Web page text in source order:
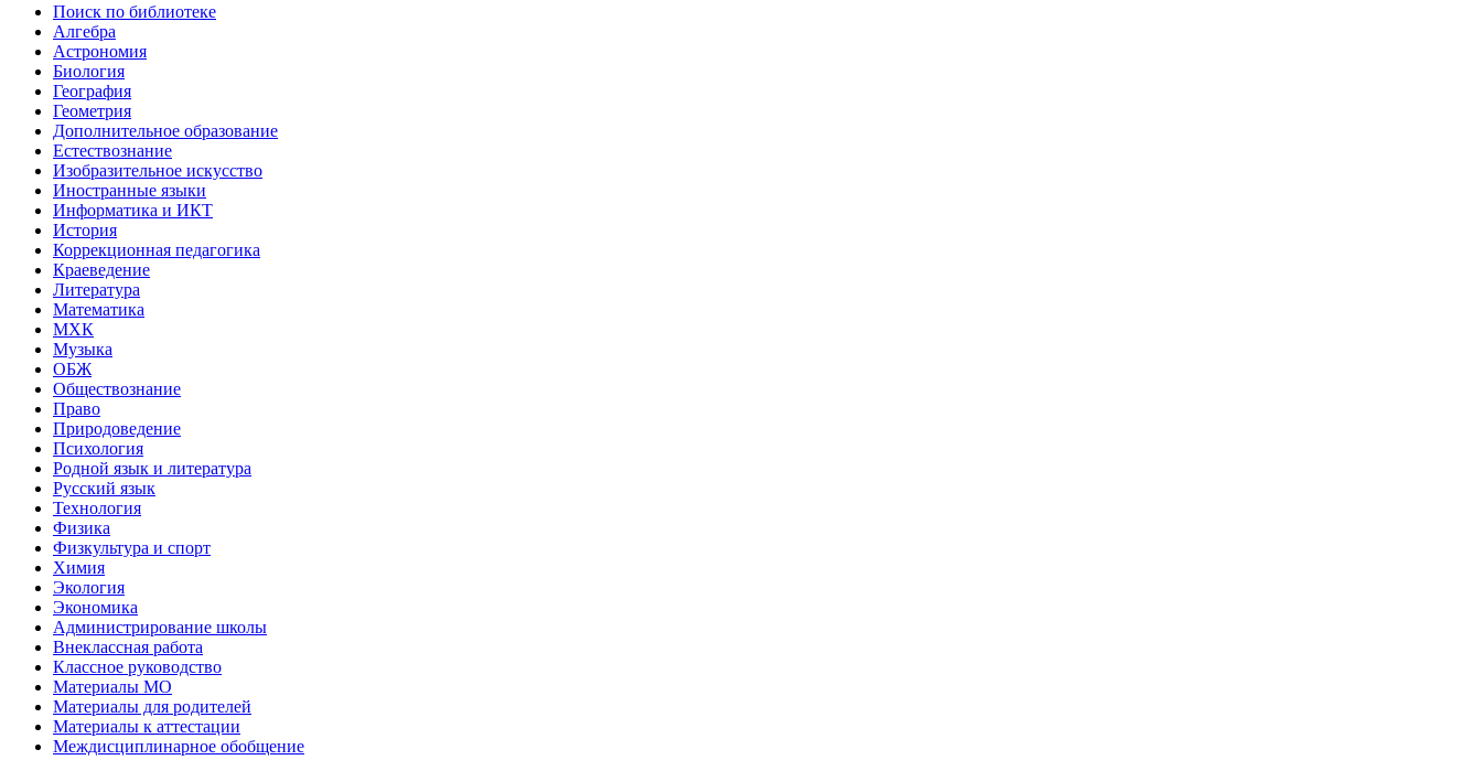
Поиск по библиотеке
Алгебра
Астрономия
Биология
География
Геометрия
Дополнительное образование
Естествознание
Изобразительное искусство
Иностранные языки
Информатика и ИКТ
История
Коррекционная педагогика
Краеведение
Литература
Математика
МХК
Музыка
ОБЖ
Обществознание
Право
Природоведение
Психология
Родной язык и литература
Русский язык
Технология
Физика
Физкультура и спорт
Химия
Экология
Экономика
Администрирование школы
Внеклассная работа
Классное руководство
Материалы МО
Материалы для родителей
Материалы к аттестации
Междисциплинарное обобщение